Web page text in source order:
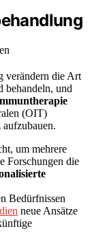
verändern die Art
behandeln, und
(OIT)
um mehrere
Forschungen die
Bedürfnissen
neue Ansätze